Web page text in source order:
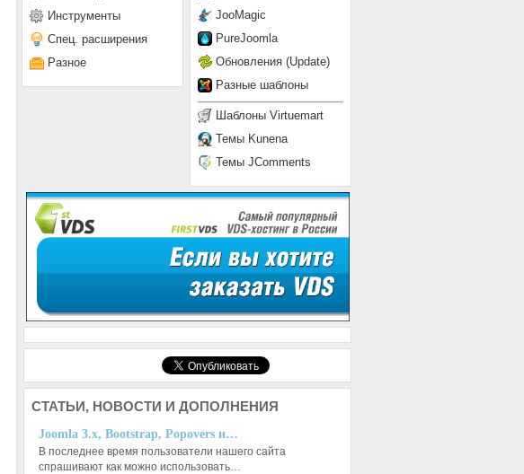
JooMagic
PureJoomla
Обновления (Update)
Разные шаблоны
Шаблоны Virtuemart
Темы Kunena
Темы JComments
Инструменты
Спец. расширения
Разное
СТАТЬИ, НОВОСТИ И ДОПОЛНЕНИЯ
Joomla 3.x, Bootstrap, Popovers и…
В последнее время пользователи нашего сайта
спрашивают как можно использовать…